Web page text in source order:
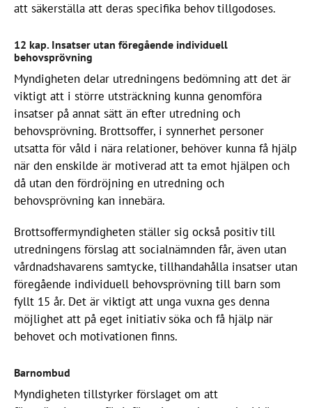
att säkerställa att deras specifika behov tillgodoses.
12 kap. Insatser utan föregående individuell
behovsprövning
Myndigheten delar utredningens bedömning att det är
viktigt att i större utsträckning kunna genomföra
insatser på annat sätt än efter utredning och
behovsprövning. Brottsoffer, i synnerhet personer
utsatta för våld i nära relationer, behöver kunna få hjälp
när den enskilde är motiverad att ta emot hjälpen och
då utan den fördröjning en utredning och
behovsprövning kan innebära.
Brottsoffermyndigheten ställer sig också positiv till
utredningens förslag att socialnämnden får, även utan
vårdnadshavarens samtycke, tillhandahålla insatser utan
föregående individuell behovsprövning till barn som
fyllt 15 år. Det är viktigt att unga vuxna ges denna
möjlighet att på eget initiativ söka och få hjälp när
behovet och motivationen finns.
Barnombud
Myndigheten tillstyrker förslaget om att